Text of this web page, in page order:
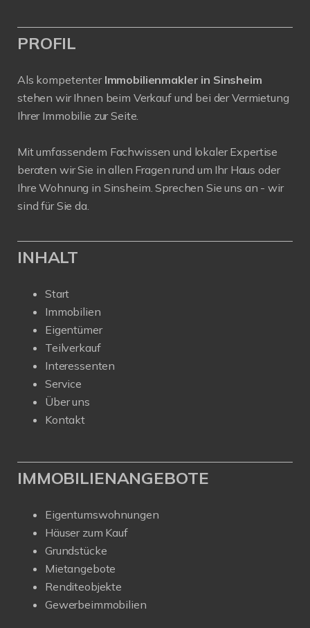
PROFIL
Als kompetenter Immobilienmakler in Sinsheim
stehen wir Ihnen beim Verkauf und bei der Vermietung
Ihrer Immobilie zur Seite.
Mit umfassendem Fachwissen und lokaler Expertise
beraten wir Sie in allen Fragen rund um Ihr Haus oder
Ihre Wohnung in Sinsheim. Sprechen Sie uns an - wir
sind für Sie da.
INHALT
Start
Immobilien
Eigentümer
Teilverkauf
Interessenten
Service
Über uns
Kontakt
IMMOBILIENANGEBOTE
Eigentumswohnungen
Häuser zum Kauf
Grundstücke
Mietangebote
Renditeobjekte
Gewerbeimmobilien